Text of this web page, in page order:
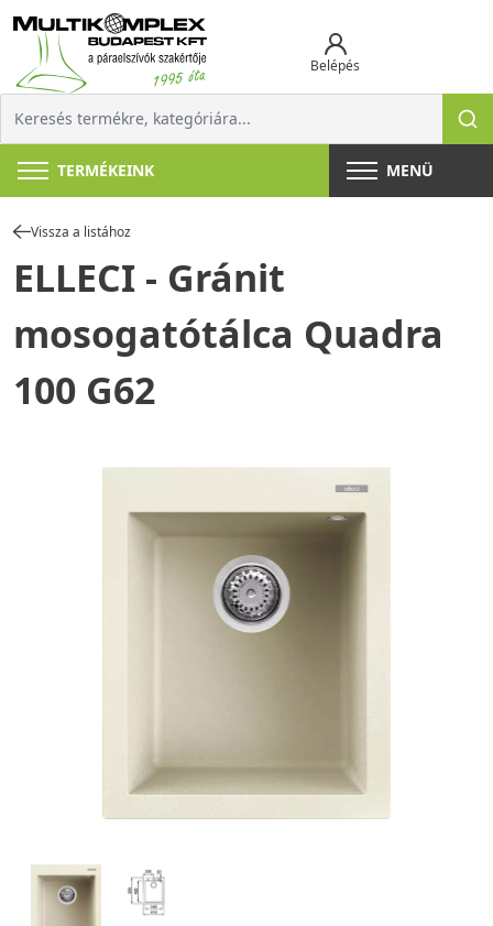
Belépés
TERMÉKEINK MENÜ
Vissza a listához
ELLECI - Gránit
mosogatótálca Quadra
100 G62